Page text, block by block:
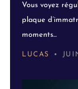
Vous voyez
plaque
moments...
LUCAS